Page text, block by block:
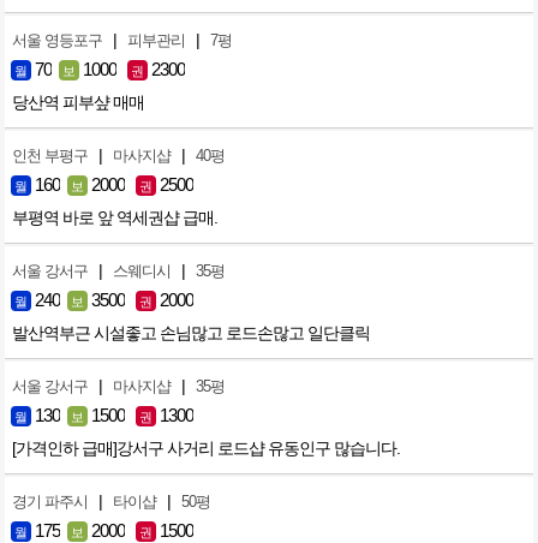
서울 영등포구 | 피부관리 | 7평
월 70 보 1000 권 2300
당산역 피부샾 매매
인천 부평구 | 마사지샵 | 40평
월 160 보 2000 권 2500
부평역 바로 앞 역세권샵 급매.
서울 강서구 | 스웨디시 | 35평
월 240 보 3500 권 2000
발산역부근 시설좋고 손님많고 로드손많고 일단클릭
서울 강서구 | 마사지샵 | 35평
월 130 보 1500 권 1300
[가격인하 급매]강서구 사거리 로드샵 유동인구 많습니다.
경기 파주시 | 타이샵 | 50평
월 175 보 2000 권 1500